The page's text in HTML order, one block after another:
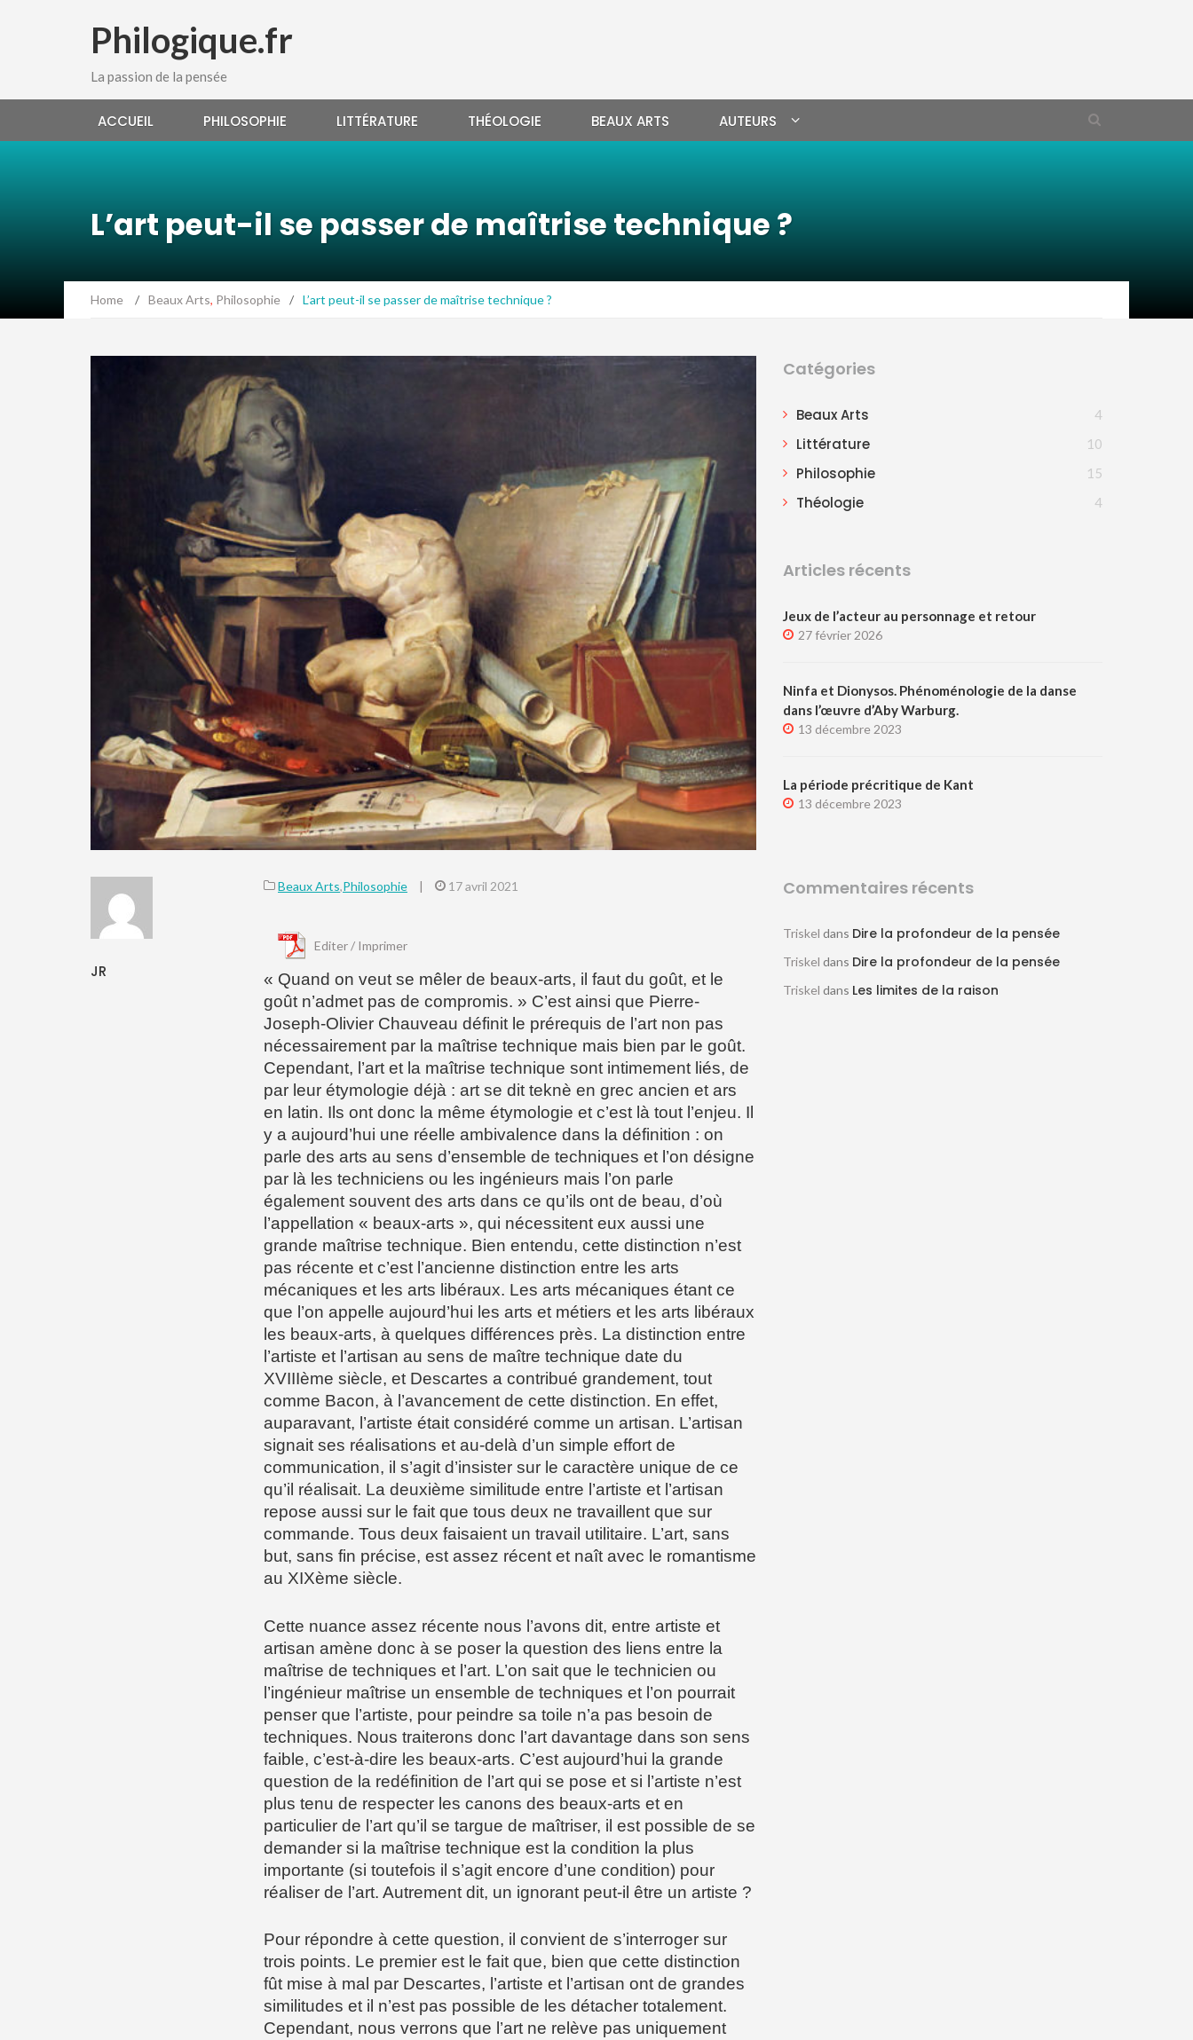
Philogique.fr
La passion de la pensée
ACCUEIL PHILOSOPHIE LITTÉRATURE THÉOLOGIE BEAUX ARTS AUTEURS
L’art peut-il se passer de maîtrise technique ?
Home / Beaux Arts, Philosophie / L’art peut-il se passer de maîtrise technique ?
JR
Beaux Arts,Philosophie | 17 avril 2021
Editer / Imprimer
« Quand on veut se mêler de beaux-arts, il faut du goût, et le
goût n’admet pas de compromis. » C’est ainsi que Pierre-
Joseph-Olivier Chauveau définit le prérequis de l’art non pas
nécessairement par la maîtrise technique mais bien par le goût.
Cependant, l’art et la maîtrise technique sont intimement liés, de
par leur étymologie déjà : art se dit teknè en grec ancien et ars
en latin. Ils ont donc la même étymologie et c’est là tout l’enjeu. Il
y a aujourd’hui une réelle ambivalence dans la définition : on
parle des arts au sens d’ensemble de techniques et l’on désigne
par là les techniciens ou les ingénieurs mais l’on parle
également souvent des arts dans ce qu’ils ont de beau, d’où
l’appellation « beaux-arts », qui nécessitent eux aussi une
grande maîtrise technique. Bien entendu, cette distinction n’est
pas récente et c’est l’ancienne distinction entre les arts
mécaniques et les arts libéraux. Les arts mécaniques étant ce
que l’on appelle aujourd’hui les arts et métiers et les arts libéraux
les beaux-arts, à quelques différences près. La distinction entre
l’artiste et l’artisan au sens de maître technique date du
XVIIIème siècle, et Descartes a contribué grandement, tout
comme Bacon, à l’avancement de cette distinction. En effet,
auparavant, l’artiste était considéré comme un artisan. L’artisan
signait ses réalisations et au-delà d’un simple effort de
communication, il s’agit d’insister sur le caractère unique de ce
qu’il réalisait. La deuxième similitude entre l’artiste et l’artisan
repose aussi sur le fait que tous deux ne travaillent que sur
commande. Tous deux faisaient un travail utilitaire. L’art, sans
but, sans fin précise, est assez récent et naît avec le romantisme
au XIXème siècle.
Cette nuance assez récente nous l’avons dit, entre artiste et
artisan amène donc à se poser la question des liens entre la
maîtrise de techniques et l’art. L’on sait que le technicien ou
l’ingénieur maîtrise un ensemble de techniques et l’on pourrait
penser que l’artiste, pour peindre sa toile n’a pas besoin de
techniques. Nous traiterons donc l’art davantage dans son sens
faible, c’est-à-dire les beaux-arts. C’est aujourd’hui la grande
question de la redéfinition de l’art qui se pose et si l’artiste n’est
plus tenu de respecter les canons des beaux-arts et en
particulier de l’art qu’il se targue de maîtriser, il est possible de se
demander si la maîtrise technique est la condition la plus
importante (si toutefois il s’agit encore d’une condition) pour
réaliser de l’art. Autrement dit, un ignorant peut-il être un artiste ?
Pour répondre à cette question, il convient de s’interroger sur
trois points. Le premier est le fait que, bien que cette distinction
fût mise à mal par Descartes, l’artiste et l’artisan ont de grandes
similitudes et il n’est pas possible de les détacher totalement.
Cependant, nous verrons que l’art ne relève pas uniquement
Catégories
Beaux Arts 4
Littérature 10
Philosophie 15
Théologie 4
Articles récents
Jeux de l’acteur au personnage et retour
27 février 2026
Ninfa et Dionysos. Phénoménologie de la danse
dans l’œuvre d’Aby Warburg.
13 décembre 2023
La période précritique de Kant
13 décembre 2023
Commentaires récents
Triskel dans Dire la profondeur de la pensée
Triskel dans Dire la profondeur de la pensée
Triskel dans Les limites de la raison